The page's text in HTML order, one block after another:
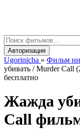
Авторизация
Ugorinicha » Фильм
убивать / Murder Call
бесплатно
Жажда
Call